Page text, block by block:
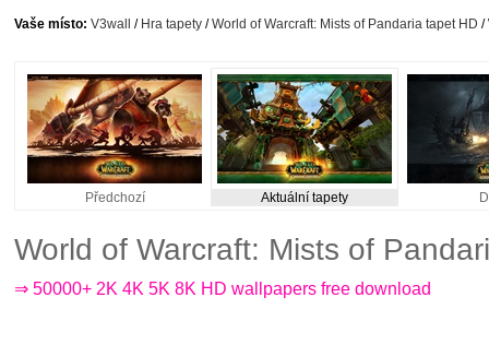
Vaše místo: V3wall / Hra tapety /World of Warcraft: Mists of Pandaria tapet HD /
Předchozí Aktuální tapety
World of Warcraft: Mists of
⇒ 50000+ 2K 4K 5K 8K HD wallpapers free download